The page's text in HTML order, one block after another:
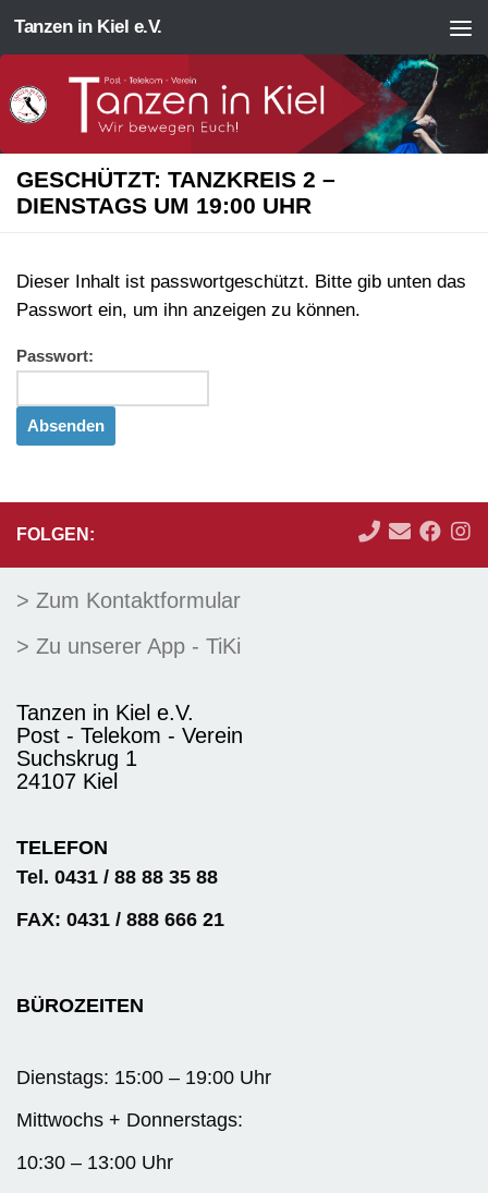
Zum Inhalt springen
Tanzen in Kiel e.V.
GESCHÜTZT: TANZKREIS 2 –
DIENSTAGS UM 19:00 UHR
Dieser Inhalt ist passwortgeschützt. Bitte gib unten das
Passwort ein, um ihn anzeigen zu können.
Passwort:
FOLGEN:
> Zum Kontaktformular
> Zu unserer App - TiKi
Tanzen in Kiel e.V.
Post - Telekom - Verein
Suchskrug 1
24107 Kiel
TELEFON
Tel. 0431 / 88 88 35 88
FAX: 0431 / 888 666 21
BÜROZEITEN
Dienstags: 15:00 – 19:00 Uhr
Mittwochs + Donnerstags:
10:30 – 13:00 Uhr